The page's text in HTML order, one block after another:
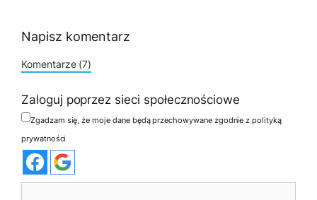
Napisz komentarz
Komentarze (7)
Zaloguj poprzez sieci społecznościowe
Zgadzam się, że moje dane będą przechowywane zgodnie z polityką
prywatności